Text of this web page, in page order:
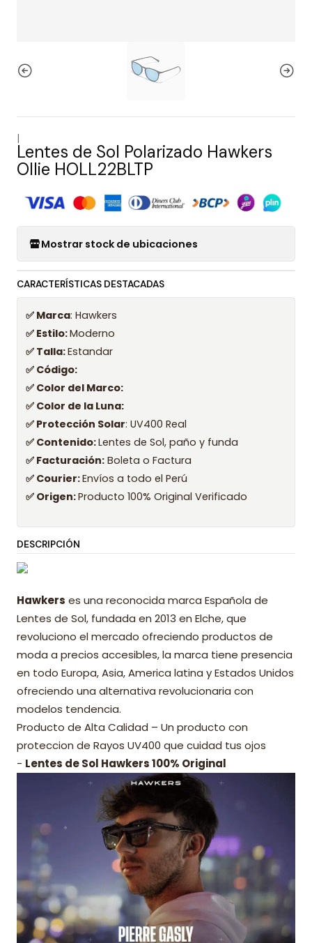
|
Lentes de Sol Polarizado Hawkers
Ollie HOLL22BLTP
Mostrar stock de ubicaciones
CARACTERÍSTICAS DESTACADAS
✅ Marca: Hawkers
✅ Estilo:Moderno
✅ Talla:Estandar
✅ Código:
✅ Color del Marco:
✅ Color de la Luna:
✅ Protección Solar: UV400 Real
✅ Contenido:Lentes de Sol, paño y funda
✅ Facturación: Boleta o Factura
✅ Courier:Envíos a todo el Perú
✅ Origen:Producto 100% Original Verificado
DESCRIPCIÓN
Hawkers es una reconocida marca Española de
Lentes de Sol, fundada en 2013 en Elche, que
revoluciono el mercado ofreciendo productos de
moda a precios accesibles, la marca tiene presencia
en todo Europa, Asia, America latina y Estados Unidos
ofreciendo una alternativa revolucionaria con
modelos tendencia.
Producto de Alta Calidad – Un producto con
proteccion de Rayos UV400 que cuidad tus ojos
- Lentes de Sol Hawkers 100% Original